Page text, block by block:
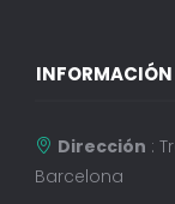
Dirección :
Barcelona